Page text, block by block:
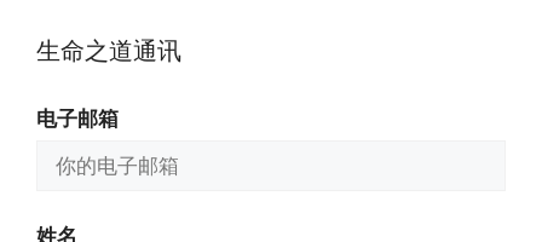
生命之道通讯
电子邮箱
姓名